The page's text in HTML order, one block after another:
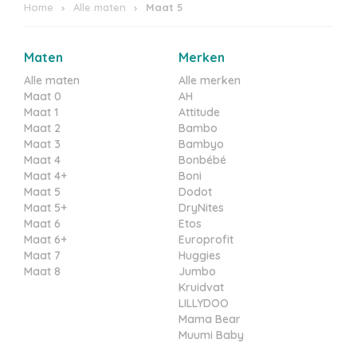
Home Alle maten Maat 5
Maten
Alle maten
Maat 0
Maat 1
Maat 2
Maat 3
Maat 4
Maat 4+
Maat 5
Maat 5+
Maat 6
Maat 6+
Maat 7
Maat 8
Merken
Alle merken
AH
Attitude
Bambo
Bambyo
Bonbébé
Boni
Dodot
DryNites
Etos
Europrofit
Huggies
Jumbo
Kruidvat
LILLYDOO
Mama Bear
Muumi Baby